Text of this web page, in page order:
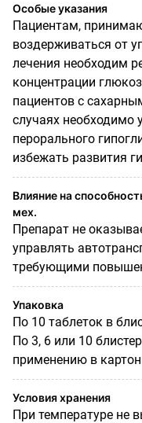
Особые указания
Пациентам,
воздерживаться от
лечения необходим
концентрации
пациентов с
случаях необходимо
перорального
избежать развития
Влияние на
мех.
Препарат не
управлять
требующими
Упаковка
По 10 таблеток в
По 3, 6 или 10
применению в
Условия хранения
При температуре не